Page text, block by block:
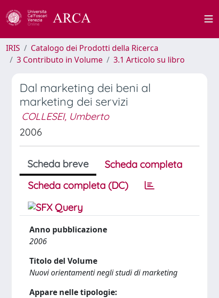
IRIS
Catalogo dei Prodotti della Ricerca
3 Contributo in Volume
3.1 Articolo su libro
Dal marketing dei beni al
marketing dei servizi
COLLESEI, Umberto
2006
Scheda breve
Scheda completa
Scheda completa (DC)
Anno pubblicazione
2006
Titolo del Volume
Nuovi orientamenti negli studi di marketing
Appare nelle tipologie: